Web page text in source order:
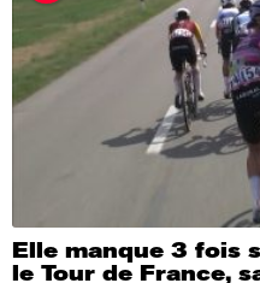
Elle manque 3 fois
le Tour de France,